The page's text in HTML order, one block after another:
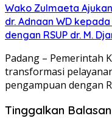
Wako Zulmaeta
dr. Adnaan WD
dengan RSUP dr. M.
Padang – Pemerintah
transformasi
pengampuan dengan
Tinggalkan Balasan